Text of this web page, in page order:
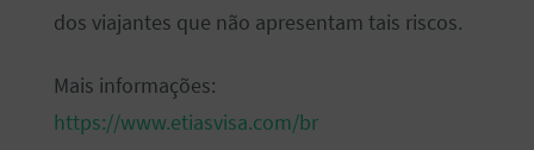
dos viajantes que não apresentam tais riscos.
Mais informações:
https://www.etiasvisa.com/br